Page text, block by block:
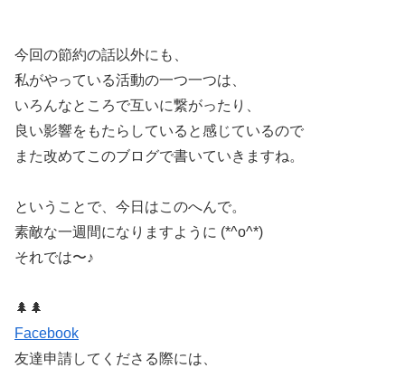
今回の節約の話以外にも、
私がやっている活動の一つ一つは、
いろんなところで互いに繋がったり、
良い影響をもたらしていると感じているので
また改めてこのブログで書いていきますね。
ということで、今日はこのへんで。
素敵な一週間になりますように (*^o^*)
それでは〜♪
🌲🌲
Facebook
友達申請してくださる際には、